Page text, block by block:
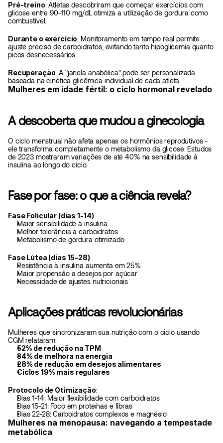
Pré-treino: Atletas descobriram que começar exercícios com
glicose entre 90-110 mg/dL otimiza a utilização de gordura como
combustível.
Durante o exercício: Monitoramento em tempo real permite
ajuste preciso de carboidratos, evitando tanto hipoglicemia quanto
picos desnecessários.
Recuperação: A "janela anabólica" pode ser personalizada
baseada na cinética glicêmica individual de cada atleta.
Mulheres em idade fértil: o ciclo hormonal revelado
A descoberta que mudou a ginecologia
O ciclo menstrual não afeta apenas os hormônios reprodutivos -
ele transforma completamente o metabolismo da glicose. Estudos
de 2023 mostraram variações de até 40% na sensibilidade à
insulina ao longo do ciclo.
Fase por fase: o que a ciência revela?
Fase Folicular (dias 1-14):
Maior sensibilidade à insulina
Melhor tolerância a carboidratos
Metabolismo de gordura otimizado
Fase Lútea (dias 15-28):
Resistência à insulina aumenta em 25%
Maior propensão a desejos por açúcar
Necessidade de ajustes nutricionais
Aplicações práticas revolucionárias
Mulheres que sincronizaram sua nutrição com o ciclo usando
CGM relataram:
52% de redução na TPM
34% de melhora na energia
28% de redução em desejos alimentares
Ciclos 19% mais regulares
Protocolo de Otimização:
Dias 1-14: Maior flexibilidade com carboidratos
Dias 15-21: Foco em proteínas e fibras
Dias 22-28: Carboidratos complexos e magnésio
Mulheres na menopausa: navegando a tempestade
metabólica